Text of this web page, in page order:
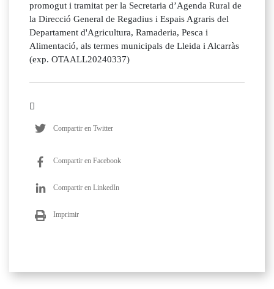
promogut i tramitat per la Secretaria d’Agenda Rural de
la Direcció General de Regadius i Espais Agraris del
Departament d'Agricultura, Ramaderia, Pesca i
Alimentació, als termes municipals de Lleida i Alcarràs
(exp. OTAALL20240337)
Compartir en Twitter
Compartir en Facebook
Compartir en LinkedIn
Imprimir